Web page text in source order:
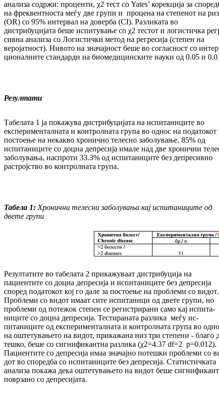
анализа содржи: про­центи, χ2 тест со Yates’ корекција за
на фреквентноста меѓу две гру­пи и процена на степенот на
(OR) со 95% интервал на доверба (CI). Раз­ли­ка­та во
дистрибуцијата беше испитување со χ2 тестот и логистичка
сивна ана­ли­за со Логистички метод на ре­гресија (сте­пен на
веројатност). Нивото на зна­чај­ност беше во согласност со
цио­нал­ните стандарди на био­ме­ди­цин­ски­те науки од 0.05 и
Резултати
Табелата 1 ја покажува дистрибуцијата на ис­питаниците во
експерименталната и кон­тро­лната група во однос на податокот
пос­тоење на некакво хронично телесно за­бо­лу­ва­ње. 85% од
испитаниците со доцна де­пре­сија имале над две хронични
за­бо­лу­вања, наспроти 33.3% од испитаниците без де­пре­сив­но
растројство во контролната гру­па.
Табела 1: Хронични телесни заболувања кај испитаниците од
двете групи
Резултатите во табелата 2 прикажуваат дис­три­бу­ција на
пациентите со доцна депресија и испитаниците без депресија
според по­да­то­кот кој го дале за постоење на проблеми со видот.
Проблеми со видот имаат сите ис­пи­та­ници од двете групи, но
проблеми од по­тежок степен се регистрирани само кај ис­пи­та­
ниците со доцна депресија. Тестираната раз­лика меѓу ис­
питаниците од екс­пе­ри­мен­тал­ната и кон­трол­ната група во
на ош­те­ту­вањето на ви­дот, прикажана низ три сте­пе­ни - благо
теш­ко, беше со сиг­ни­фи­кант­на разлика (χ2=4.37 df=2 p=0.012).
Пациентите со де­пре­сија имаа зна­чај­но потешки проблеми со
дот во спо­ред­ба со испитаниците без де­пре­си­ја. Ста­тис­тич­ката
анализа покажа дека ош­те­ту­вањето на видот беше
по­вр­зано со де­пресијата.